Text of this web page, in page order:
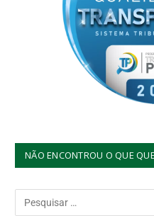
NÃO ENCONTROU O QUE